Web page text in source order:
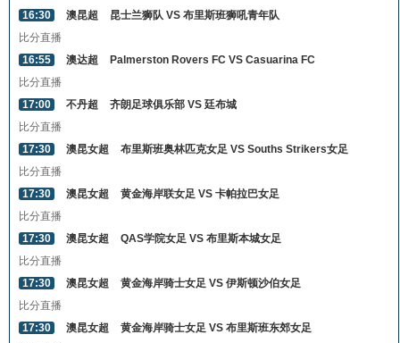
16:30
澳昆超
昆士兰狮队 VS 布里斯班狮吼青年队
比分直播
16:55
澳达超
Palmerston Rovers FC VS Casuarina FC
比分直播
17:00
不丹超
齐朗足球俱乐部 VS 廷布城
比分直播
17:30
澳昆女超
布里斯班奥林匹克女足 VS Souths Strikers女足
比分直播
17:30
澳昆女超
黄金海岸联女足 VS 卡帕拉巴女足
比分直播
17:30
澳昆女超
QAS学院女足 VS 布里斯本城女足
比分直播
17:30
澳昆女超
黄金海岸骑士女足 VS 伊斯顿沙伯女足
比分直播
17:30
澳昆女超
黄金海岸骑士女足 VS 布里斯班东郊女足